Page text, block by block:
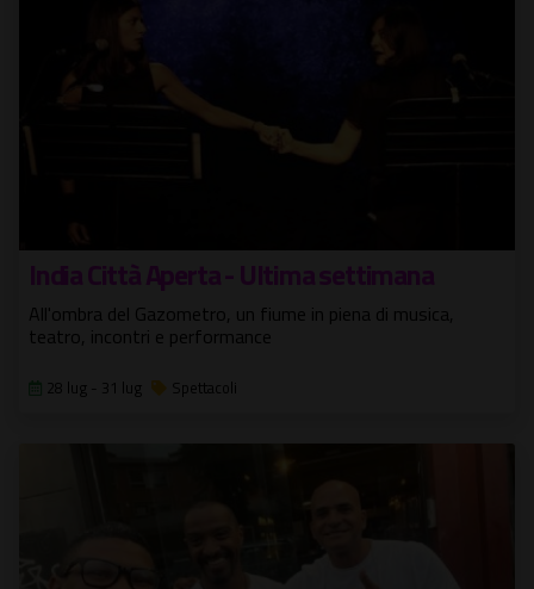
India Città Aperta - Ultima settimana
All'ombra del Gazometro, un fiume in piena di musica,
teatro, incontri e performance
28 lug - 31 lug Spettacoli